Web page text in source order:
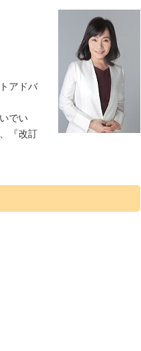
アドバ
でい
『改訂